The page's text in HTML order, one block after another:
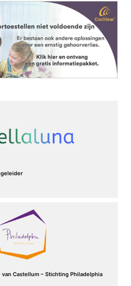
Castellum – Stichting Philadelphia